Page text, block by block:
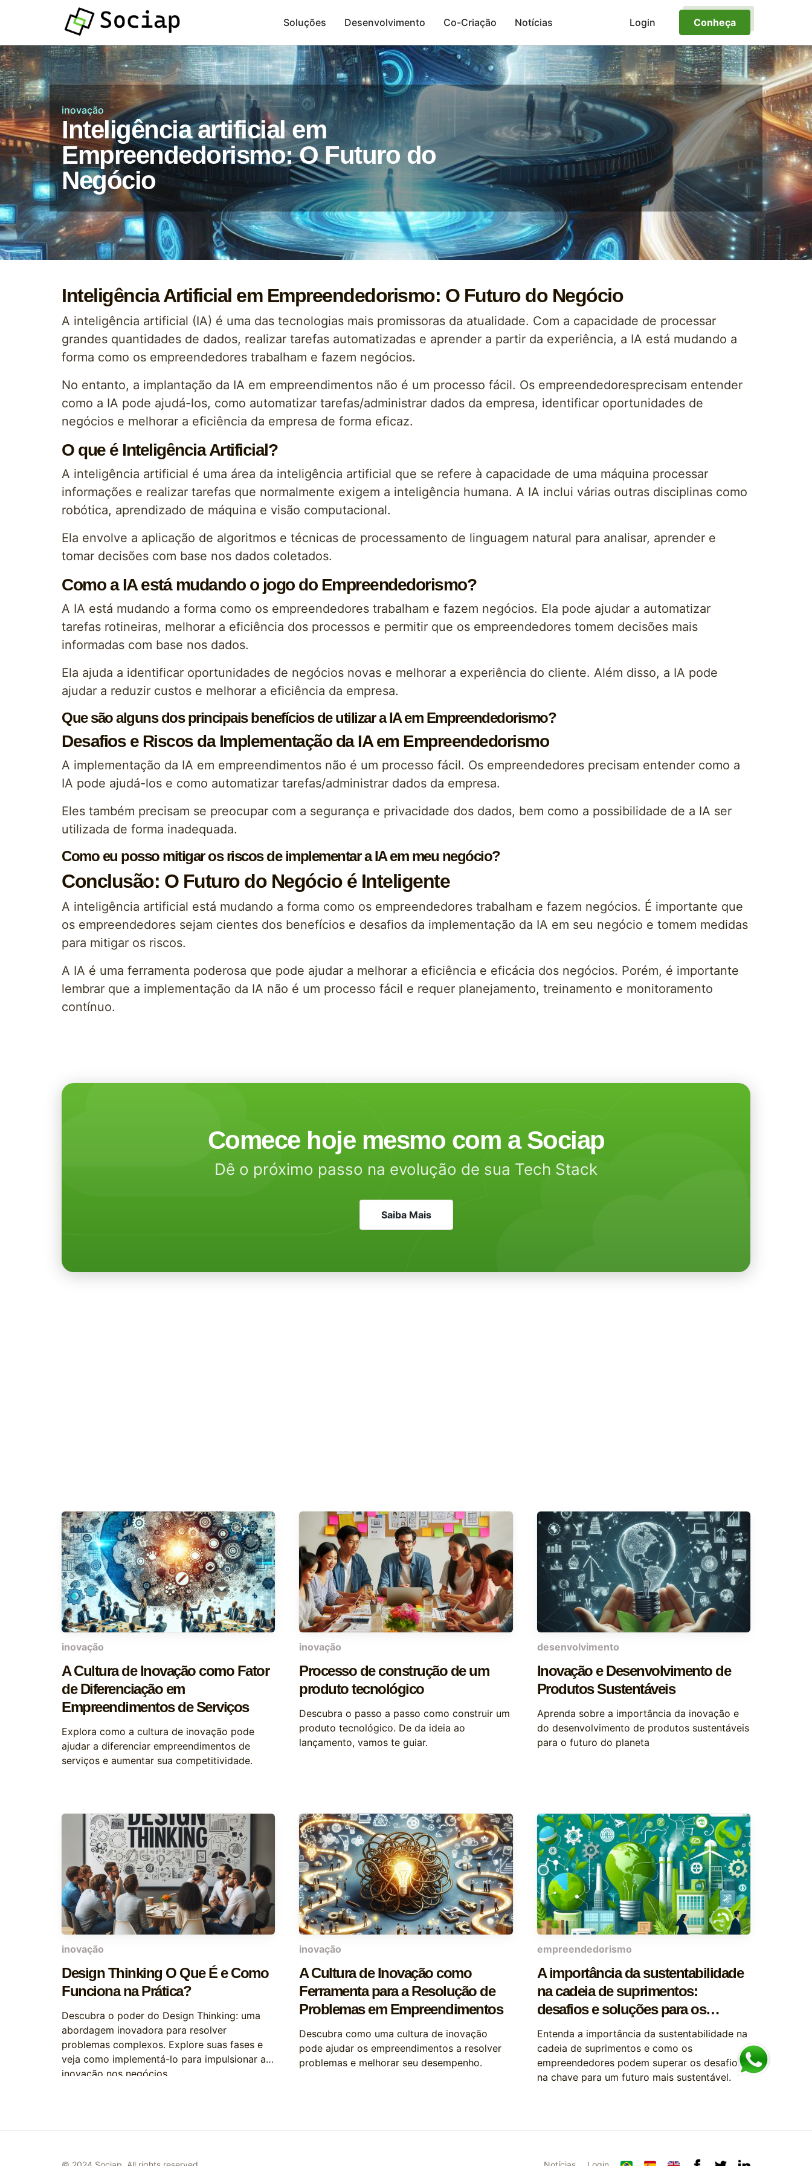
Soluções
Atendimento por
Whatsapp
Presença Digital
Desenvolvimento Co-Criação Notícias Login Conheça
inovação
Inteligência artificial em
Empreendedorismo: O Futuro do
Negócio
Inteligência Artificial em Empreendedorismo: O Futuro do Negócio
A inteligência artificial (IA) é uma das tecnologias mais promissoras da atualidade. Com a capacidade de processar
grandes quantidades de dados, realizar tarefas automatizadas e aprender a partir da experiência, a IA está mudando a
forma como os empreendedores trabalham e fazem negócios.
No entanto, a implantação da IA em empreendimentos não é um processo fácil. Os empreendedoresprecisam entender
como a IA pode ajudá-los, como automatizar tarefas/administrar dados da empresa, identificar oportunidades de
negócios e melhorar a eficiência da empresa de forma eficaz.
O que é Inteligência Artificial?
A inteligência artificial é uma área da inteligência artificial que se refere à capacidade de uma máquina processar
informações e realizar tarefas que normalmente exigem a inteligência humana. A IA inclui várias outras disciplinas como
robótica, aprendizado de máquina e visão computacional.
Ela envolve a aplicação de algoritmos e técnicas de processamento de linguagem natural para analisar, aprender e
tomar decisões com base nos dados coletados.
Como a IA está mudando o jogo do Empreendedorismo?
A IA está mudando a forma como os empreendedores trabalham e fazem negócios. Ela pode ajudar a automatizar
tarefas rotineiras, melhorar a eficiência dos processos e permitir que os empreendedores tomem decisões mais
informadas com base nos dados.
Ela ajuda a identificar oportunidades de negócios novas e melhorar a experiência do cliente. Além disso, a IA pode
ajudar a reduzir custos e melhorar a eficiência da empresa.
Que são alguns dos principais benefícios de utilizar a IA em Empreendedorismo?
Desafios e Riscos da Implementação da IA em Empreendedorismo
A implementação da IA em empreendimentos não é um processo fácil. Os empreendedores precisam entender como a
IA pode ajudá-los e como automatizar tarefas/administrar dados da empresa.
Eles também precisam se preocupar com a segurança e privacidade dos dados, bem como a possibilidade de a IA ser
utilizada de forma inadequada.
Como eu posso mitigar os riscos de implementar a IA em meu negócio?
Conclusão: O Futuro do Negócio é Inteligente
A inteligência artificial está mudando a forma como os empreendedores trabalham e fazem negócios. É importante que
os empreendedores sejam cientes dos benefícios e desafios da implementação da IA em seu negócio e tomem medidas
para mitigar os riscos.
A IA é uma ferramenta poderosa que pode ajudar a melhorar a eficiência e eficácia dos negócios. Porém, é importante
lembrar que a implementação da IA não é um processo fácil e requer planejamento, treinamento e monitoramento
contínuo.
Comece hoje mesmo com a Sociap
Dê o próximo passo na evolução de sua Tech Stack
Saiba Mais
inovação
A Cultura de Inovação como Fator
de Diferenciação em
Empreendimentos de Serviços
Explora como a cultura de inovação pode
ajudar a diferenciar empreendimentos de
serviços e aumentar sua competitividade.
inovação
Processo de construção de um
produto tecnológico
Descubra o passo a passo como construir um
produto tecnológico. De da ideia ao
lançamento, vamos te guiar.
desenvolvimento
Inovação e Desenvolvimento de
Produtos Sustentáveis
Aprenda sobre a importância da inovação e
do desenvolvimento de produtos sustentáveis
para o futuro do planeta
inovação
Design Thinking O Que É e Como
Funciona na Prática?
Descubra o poder do Design Thinking: uma
abordagem inovadora para resolver
problemas complexos. Explore suas fases e
veja como implementá-lo para impulsionar a
inovação nos negócios.
inovação
A Cultura de Inovação como
Ferramenta para a Resolução de
Problemas em Empreendimentos
Descubra como uma cultura de inovação
pode ajudar os empreendimentos a resolver
problemas e melhorar seu desempenho.
empreendedorismo
A importância da sustentabilidade
na cadeia de suprimentos:
desafios e soluções para os
empreendedores
Entenda a importância da sustentabilidade na
cadeia de suprimentos e como os
empreendedores podem superar os desafios
na chave para um futuro mais sustentável.